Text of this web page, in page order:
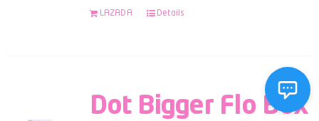
LAZADA Details
Dot Bigger Flo Box